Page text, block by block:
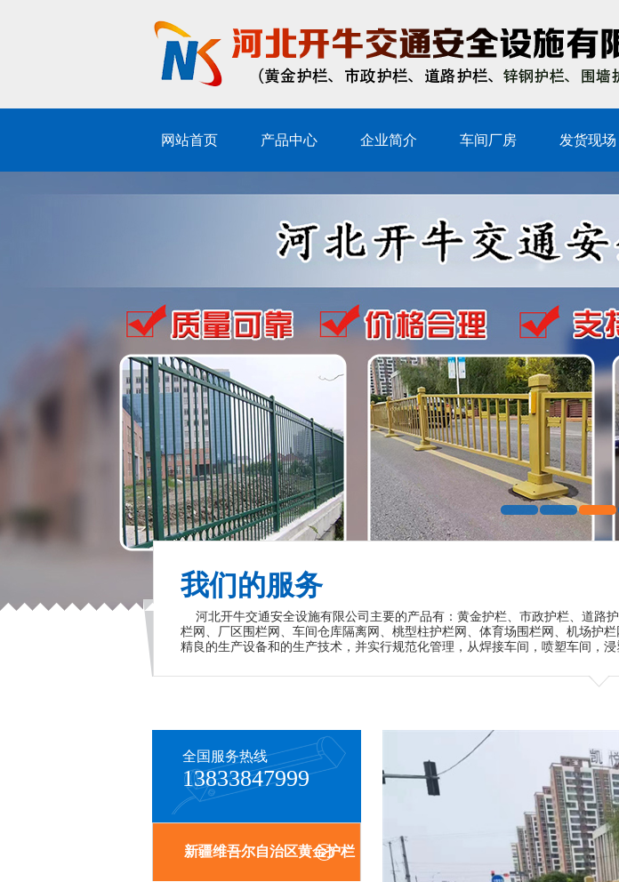
网站首页 产品中心 企业简介 车间厂房 发货现场
我们的服务
河北开牛交通安全设施有限公司主要的产品有：黄金护栏、市政护栏、道路
栏网、厂区围栏网、车间仓库隔离网、桃型柱护栏网、体育场围栏网、机场护
精良的生产设备和的生产技术，并实行规范化管理，从焊接车间，喷塑车间，浸
全国服务热线
13833847999
新疆维吾尔自治区黄金护栏